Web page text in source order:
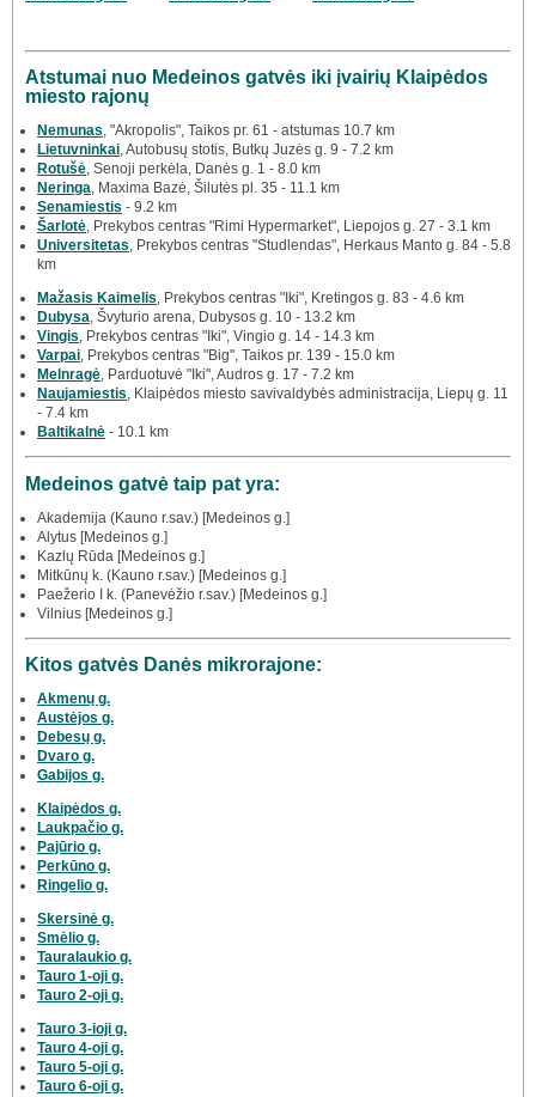
Atstumai nuo Medeinos gatvės iki įvairių Klaipėdos
miesto rajonų
Nemunas, "Akropolis", Taikos pr. 61 - atstumas 10.7 km
Lietuvninkai, Autobusų stotis, Butkų Juzės g. 9 - 7.2 km
Rotušė, Senoji perkėla, Danės g. 1 - 8.0 km
Neringa, Maxima Bazė, Šilutės pl. 35 - 11.1 km
Senamiestis - 9.2 km
Šarlotė, Prekybos centras "Rimi Hypermarket", Liepojos g. 27 - 3.1 km
Universitetas, Prekybos centras "Studlendas", Herkaus Manto g. 84 - 5.8
km
Mažasis Kaimelis, Prekybos centras "Iki", Kretingos g. 83 - 4.6 km
Dubysa, Švyturio arena, Dubysos g. 10 - 13.2 km
Vingis, Prekybos centras "Iki", Vingio g. 14 - 14.3 km
Varpai, Prekybos centras "Big", Taikos pr. 139 - 15.0 km
Melnragė, Parduotuvė "Iki", Audros g. 17 - 7.2 km
Naujamiestis, Klaipėdos miesto savivaldybės administracija, Liepų g. 11
- 7.4 km
Baltikalnė - 10.1 km
Medeinos gatvė taip pat yra:
Akademija (Kauno r.sav.) [Medeinos g.]
Alytus [Medeinos g.]
Kazlų Rūda [Medeinos g.]
Mitkūnų k. (Kauno r.sav.) [Medeinos g.]
Paežerio I k. (Panevėžio r.sav.) [Medeinos g.]
Vilnius [Medeinos g.]
Kitos gatvės Danės mikrorajone:
Akmenų g.
Austėjos g.
Debesų g.
Dvaro g.
Gabijos g.
Klaipėdos g.
Laukpačio g.
Pajūrio g.
Perkūno g.
Ringelio g.
Skersinė g.
Smėlio g.
Tauralaukio g.
Tauro 1-oji g.
Tauro 2-oji g.
Tauro 3-ioji g.
Tauro 4-oji g.
Tauro 5-oji g.
Tauro 6-oji g.